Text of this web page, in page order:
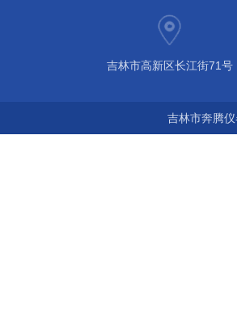
吉林市高新区长江街71号
吉林市奔腾